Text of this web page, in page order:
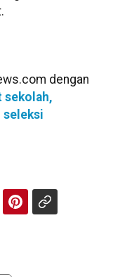
dengan
sekolah,
seleksi